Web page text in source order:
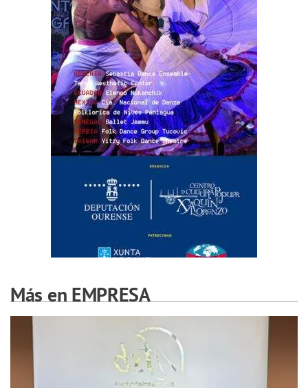
Más en EMPRESA